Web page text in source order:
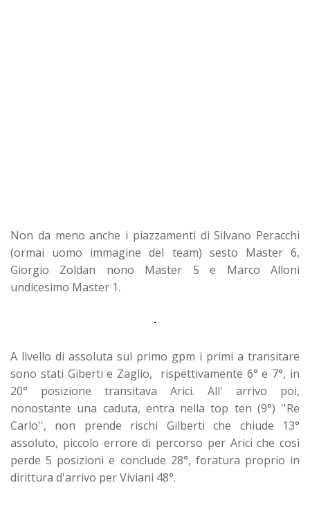
Non da meno anche i piazzamenti di Silvano Peracchi
(ormai uomo immagine del team) sesto Master 6,
Giorgio Zoldan nono Master 5 e Marco Alloni
undicesimo Master 1.
A livello di assoluta sul primo gpm i primi a transitare
sono stati Giberti e Zaglio, rispettivamente 6° e 7°, in
20° posizione transitava Arici. All' arrivo poi,
nonostante una caduta, entra nella top ten (9°) ''Re
Carlo'', non prende rischi Gilberti che chiude 13°
assoluto, piccolo errore di percorso per Arici che così
perde 5 posizioni e conclude 28°, foratura proprio in
dirittura d'arrivo per Viviani 48°.